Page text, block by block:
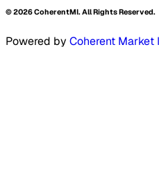
©2026CoherentMI. All Rights Reserved.
Powered by Coherent Market